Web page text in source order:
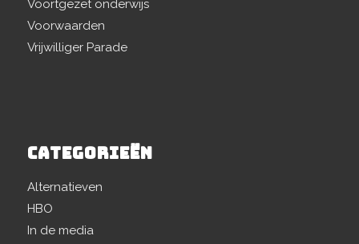
Voortgezet onderwijs
Voorwaarden
Vrijwilliger Parade
CATEGORIEËN
Alternatieven
HBO
In de media